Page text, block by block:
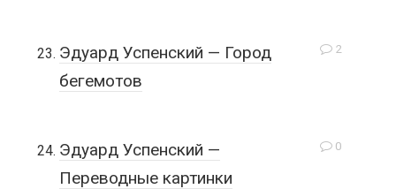
2
Эдуард Успенский — Город
бегемотов
0
Эдуард Успенский —
Переводные картинки